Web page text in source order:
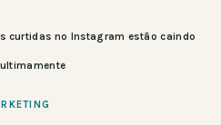
curtidas no Instagram estão caindo